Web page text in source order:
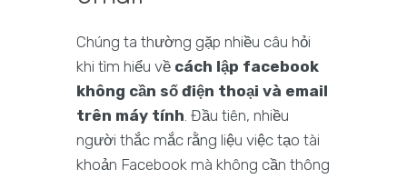
Chúng ta thường gặp nhiều câu hỏi
khi tìm hiểu về cách lập facebook
không cần số điện thoại và email
trên máy tính. Đầu tiên, nhiều
người thắc mắc rằng liệu việc tạo tài
khoản Facebook mà không cần thông